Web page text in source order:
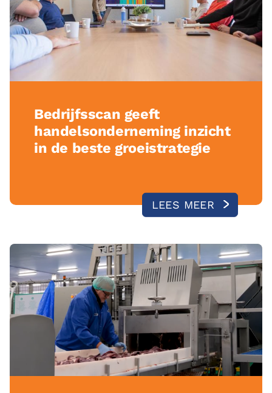
Bedrijfsscan geeft
handelsonderneming inzicht
in de beste groeistrategie
LEES MEER